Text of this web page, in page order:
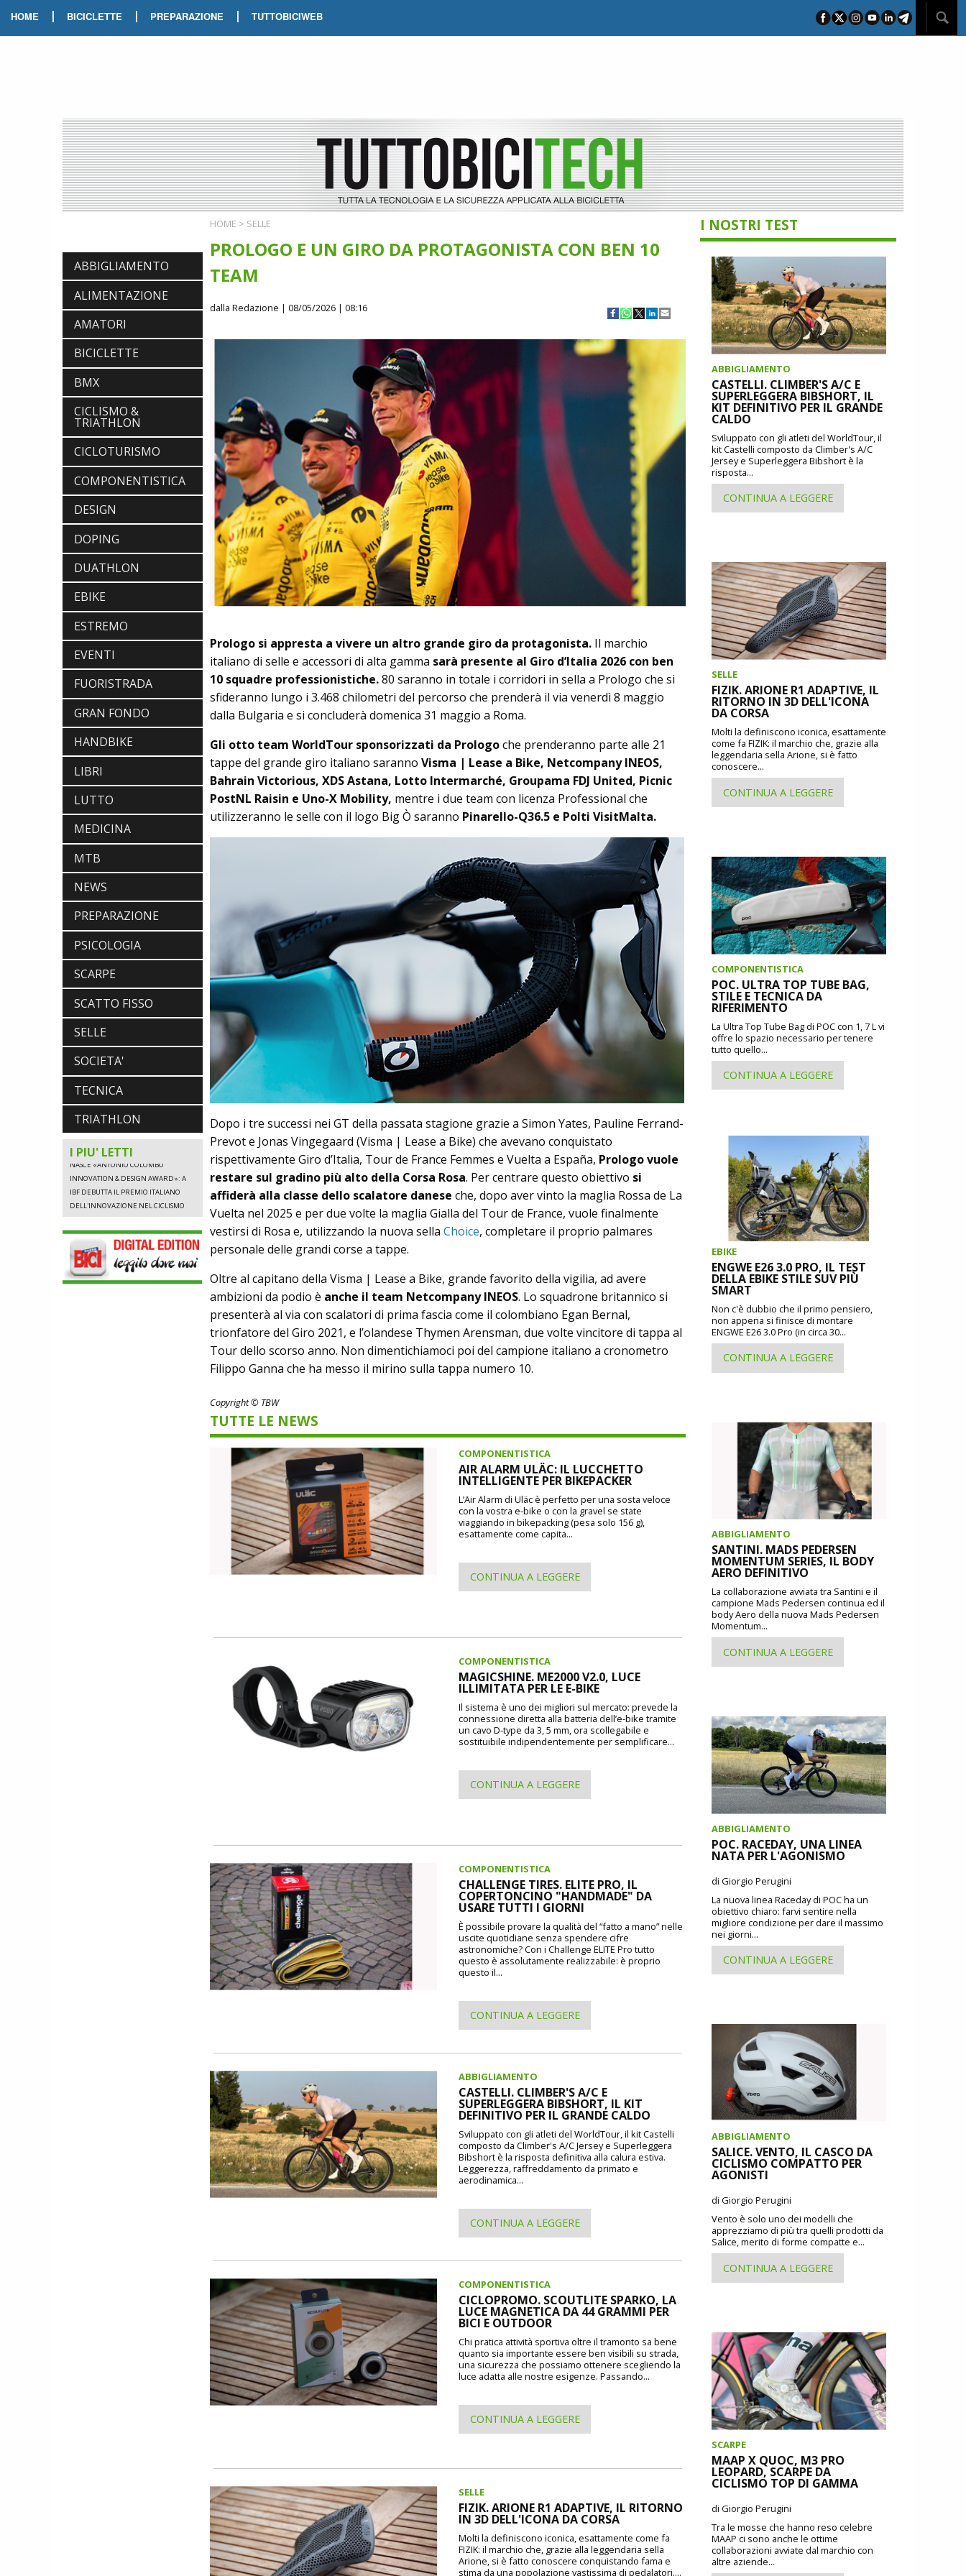
HOME | BICICLETTE | PREPARAZIONE | TUTTOBICIWEB
ABBIGLIAMENTO
ALIMENTAZIONE
AMATORI
BICICLETTE
BMX
CICLISMO &
TRIATHLON
CICLOTURISMO
COMPONENTISTICA
DESIGN
DOPING
DUATHLON
EBIKE
ESTREMO
EVENTI
FUORISTRADA
GRAN FONDO
HANDBIKE
LIBRI
LUTTO
MEDICINA
MTB
NEWS
PREPARAZIONE
PSICOLOGIA
SCARPE
SCATTO FISSO
SELLE
SOCIETA'
TECNICA
TRIATHLON
I PIU' LETTI
NEWS
NASCE «ANTONIO COLOMBO
INNOVATION & DESIGN AWARD»: A
IBF DEBUTTA IL PREMIO ITALIANO
DELL'INNOVAZIONE NEL CICLISMO
NEWS
NASCE «ANTONIO COLOMBO
DELL'INNOVAZIONE NEL CICLISMO
NEWS
NASCE «ANTONIO COLOMBO
INNOVATION & DESIGN AWARD»: A
IBF DEBUTTA IL PREMIO ITALIANO
DELL'INNOVAZIONE NEL CICLISMO
HOME > SELLE
PROLOGO E UN GIRO DA PROTAGONISTA CON BEN 10
TEAM
dalla Redazione | 08/05/2026 | 08:16
Prologo si appresta a vivere un altro grande giro da protagonista. Il marchio
italiano di selle e accessori di alta gamma sarà presente al Giro d’Italia 2026 con ben
10 squadre professionistiche.80 saranno in totale i corridori in sella a Prologo che si
sfideranno lungo i 3.468 chilometri del percorso che prenderà il via venerdì 8 maggio
dalla Bulgaria e si concluderà domenica 31 maggio a Roma.
Gli otto team WorldTour sponsorizzati da Prologoche prenderanno parte alle 21
tappe del grande giro italiano saranno Visma | Lease a Bike, Netcompany INEOS,
Bahrain Victorious, XDS Astana, Lotto Intermarché, Groupama FDJ United, Picnic
PostNL Raisin e Uno-X Mobility, mentre i due team con licenza Professional che
utilizzeranno le selle con il logo Big Ò saranno Pinarello-Q36.5 e Polti VisitMalta.
Dopo i tre successi nei GT della passata stagione grazie a Simon Yates, Pauline Ferrand-
Prevot e Jonas Vingegaard (Visma | Lease a Bike) che avevano conquistato
rispettivamente Giro d’Italia, Tour de France Femmes e Vuelta a España, Prologo vuole
restare sul gradino più alto della Corsa Rosa. Per centrare questo obiettivo si
affiderà alla classe dello scalatore danese che, dopo aver vinto la maglia Rossa de La
Vuelta nel 2025 e per due volte la maglia Gialla del Tour de France, vuole finalmente
vestirsi di Rosa e, utilizzando la nuova sella Choice, completare il proprio palmares
personale delle grandi corse a tappe.
Oltre al capitano della Visma | Lease a Bike, grande favorito della vigilia, ad avere
ambizioni da podio è anche il team Netcompany INEOS. Lo squadrone britannico si
presenterà al via con scalatori di prima fascia come il colombiano Egan Bernal,
trionfatore del Giro 2021, e l’olandese Thymen Arensman, due volte vincitore di tappa al
Tour dello scorso anno. Non dimentichiamoci poi del campione italiano a cronometro
Filippo Ganna che ha messo il mirino sulla tappa numero 10.
Copyright © TBW
TUTTE LE NEWS
COMPONENTISTICA
AIR ALARM ULÄC: IL LUCCHETTO
INTELLIGENTE PER BIKEPACKER
L’Air Alarm di Uläc è perfetto per una sosta veloce
con la vostra e-bike o con la gravel se state
viaggiando in bikepacking (pesa solo 156 g),
esattamente come capita...
CONTINUA A LEGGERE
COMPONENTISTICA
MAGICSHINE. ME2000 V2.0, LUCE
ILLIMITATA PER LE E-BIKE
Il sistema è uno dei migliori sul mercato: prevede la
connessione diretta alla batteria dell’e-bike tramite
un cavo D-type da 3, 5 mm, ora scollegabile e
sostituibile indipendentemente per semplificare...
CONTINUA A LEGGERE
COMPONENTISTICA
CHALLENGE TIRES. ELITE PRO, IL
COPERTONCINO "HANDMADE" DA
USARE TUTTI I GIORNI
È possibile provare la qualità del “fatto a mano” nelle
uscite quotidiane senza spendere cifre
astronomiche? Con i Challenge ELITE Pro tutto
questo è assolutamente realizzabile: è proprio
questo il...
CONTINUA A LEGGERE
ABBIGLIAMENTO
CASTELLI. CLIMBER'S A/C E
SUPERLEGGERA BIBSHORT, IL KIT
DEFINITIVO PER IL GRANDE CALDO
Sviluppato con gli atleti del WorldTour, il kit Castelli
composto da Climber's A/C Jersey e Superleggera
Bibshort è la risposta definitiva alla calura estiva.
Leggerezza, raffreddamento da primato e
aerodinamica...
CONTINUA A LEGGERE
COMPONENTISTICA
CICLOPROMO. SCOUTLITE SPARKO, LA
LUCE MAGNETICA DA 44 GRAMMI PER
BICI E OUTDOOR
Chi pratica attività sportiva oltre il tramonto sa bene
quanto sia importante essere ben visibili su strada,
una sicurezza che possiamo ottenere scegliendo la
luce adatta alle nostre esigenze. Passando...
CONTINUA A LEGGERE
SELLE
FIZIK. ARIONE R1 ADAPTIVE, IL RITORNO
IN 3D DELL'ICONA DA CORSA
Molti la definiscono iconica, esattamente come fa
FIZIK: il marchio che, grazie alla leggendaria sella
Arione, si è fatto conoscere conquistando fama e
stima da una popolazione vastissima di pedalatori....
I NOSTRI TEST
ABBIGLIAMENTO
CASTELLI. CLIMBER'S A/C E
SUPERLEGGERA BIBSHORT, IL
KIT DEFINITIVO PER IL GRANDE
CALDO
Sviluppato con gli atleti del WorldTour, il
kit Castelli composto da Climber's A/C
Jersey e Superleggera Bibshort è la
risposta...
CONTINUA A LEGGERE
SELLE
FIZIK. ARIONE R1 ADAPTIVE, IL
RITORNO IN 3D DELL'ICONA
DA CORSA
Molti la definiscono iconica, esattamente
come fa FIZIK: il marchio che, grazie alla
leggendaria sella Arione, si è fatto
conoscere...
CONTINUA A LEGGERE
COMPONENTISTICA
POC. ULTRA TOP TUBE BAG,
STILE E TECNICA DA
RIFERIMENTO
La Ultra Top Tube Bag di POC con 1, 7 L vi
offre lo spazio necessario per tenere
tutto quello...
CONTINUA A LEGGERE
EBIKE
ENGWE E26 3.0 PRO, IL TEST
DELLA EBIKE STILE SUV PIÙ
SMART
Non c'è dubbio che il primo pensiero,
non appena si finisce di montare
ENGWE E26 3.0 Pro (in circa 30...
CONTINUA A LEGGERE
ABBIGLIAMENTO
SANTINI. MADS PEDERSEN
MOMENTUM SERIES, IL BODY
AERO DEFINITIVO
La collaborazione avviata tra Santini e il
campione Mads Pedersen continua ed il
body Aero della nuova Mads Pedersen
Momentum...
CONTINUA A LEGGERE
ABBIGLIAMENTO
POC. RACEDAY, UNA LINEA
NATA PER L'AGONISMO
di Giorgio Perugini
La nuova linea Raceday di POC ha un
obiettivo chiaro: farvi sentire nella
migliore condizione per dare il massimo
nei giorni...
CONTINUA A LEGGERE
ABBIGLIAMENTO
SALICE. VENTO, IL CASCO DA
CICLISMO COMPATTO PER
AGONISTI
di Giorgio Perugini
Vento è solo uno dei modelli che
apprezziamo di più tra quelli prodotti da
Salice, merito di forme compatte e...
CONTINUA A LEGGERE
SCARPE
MAAP X QUOC, M3 PRO
LEOPARD, SCARPE DA
CICLISMO TOP DI GAMMA
di Giorgio Perugini
Tra le mosse che hanno reso celebre
MAAP ci sono anche le ottime
collaborazioni avviate dal marchio con
altre aziende...